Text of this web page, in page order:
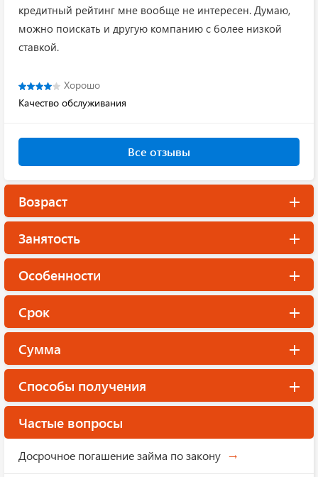
кредитный рейтинг мне вообще не интересен. Думаю,
можно поискать и другую компанию с более низкой
ставкой.
Хорошо
Качество обслуживания
Все отзывы
Возраст
Занятость
Особенности
Срок
Сумма
Способы получения
Частые вопросы
Досрочное погашение займа по закону